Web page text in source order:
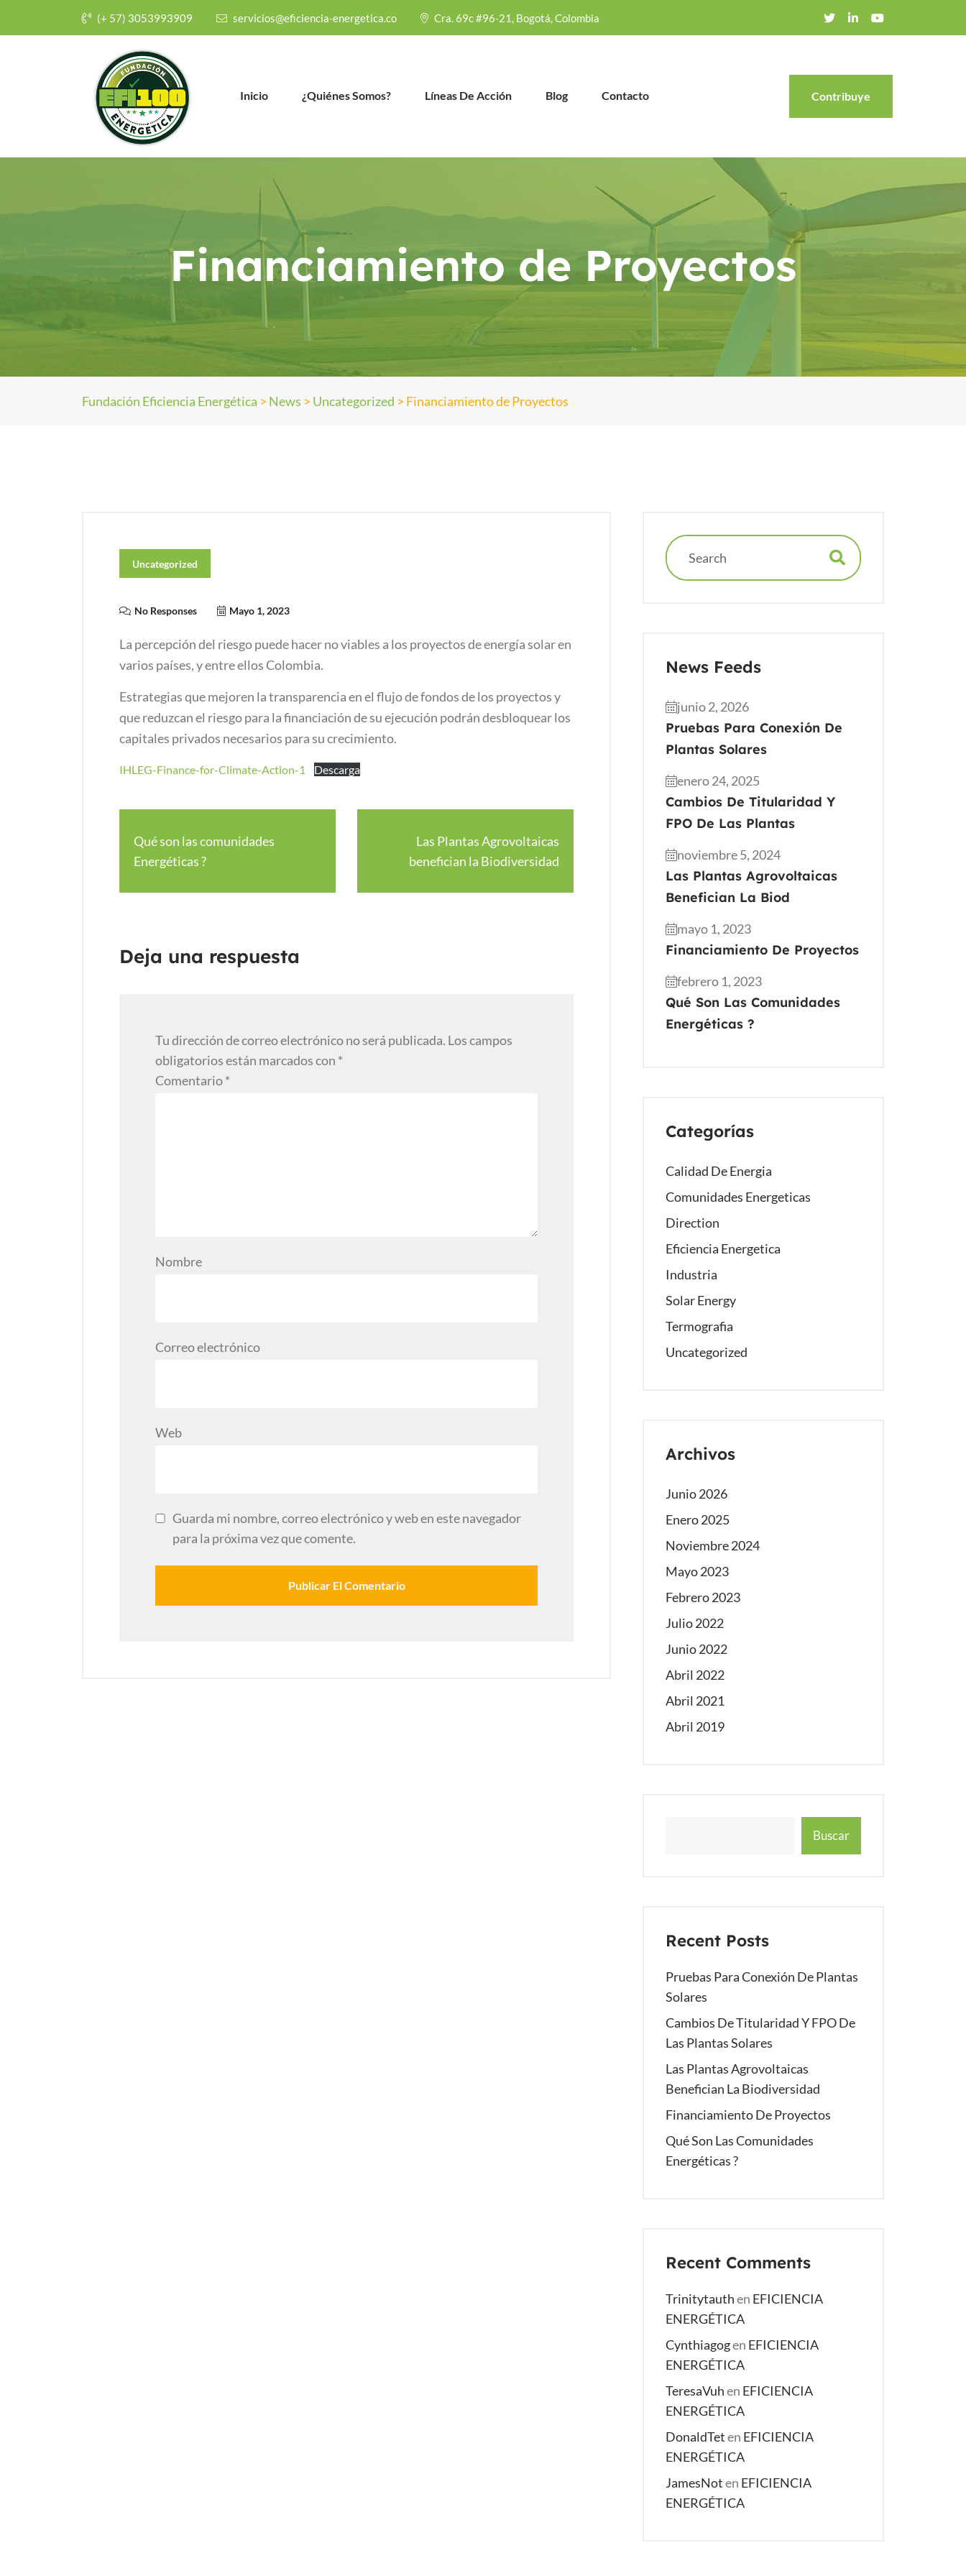
(+ 57) 3053993909 servicios@eficiencia-energetica.co Cra. 69c #96-21, Bogotá, Colombia
Inicio ¿Quiénes Somos? Líneas De Acción Blog Contacto Contribuye
Financiamiento de Proyectos
Fundación Eficiencia Energética > News > Uncategorized > Financiamiento de Proyectos
Uncategorized
No Responses Mayo 1, 2023
La percepción del riesgo puede hacer no viables a los proyectos de energía solar en
varios países, y entre ellos Colombia.
Estrategias que mejoren la transparencia en el flujo de fondos de los proyectos y
que reduzcan el riesgo para la financiación de su ejecución podrán desbloquear los
capitales privados necesarios para su crecimiento.
IHLEG-Finance-for-Climate-Action-1 Descarga
Qué son las comunidades
Energéticas ?
Las Plantas Agrovoltaicas
benefician la Biodiversidad
Deja una respuesta
Tu dirección de correo electrónico no será publicada. Los campos
obligatorios están marcados con *
Comentario*
Nombre
Correo electrónico
Web
Guarda mi nombre, correo electrónico y web en este navegador
para la próxima vez que comente.
News Feeds
junio 2, 2026
Pruebas Para Conexión De
Plantas Solares
enero 24, 2025
Cambios De Titularidad Y
FPO De Las Plantas
noviembre 5, 2024
Las Plantas Agrovoltaicas
Benefician La Biod
mayo 1, 2023
Financiamiento De Proyectos
febrero 1, 2023
Qué Son Las Comunidades
Energéticas ?
Categorías
Calidad De Energia
Comunidades Energeticas
Direction
Eficiencia Energetica
Industria
Solar Energy
Termografia
Uncategorized
Archivos
Junio 2026
Enero 2025
Noviembre 2024
Mayo 2023
Febrero 2023
Julio 2022
Junio 2022
Abril 2022
Abril 2021
Abril 2019
Buscar
Recent Posts
Pruebas Para Conexión De Plantas
Solares
Cambios De Titularidad Y FPO De
Las Plantas Solares
Las Plantas Agrovoltaicas
Benefician La Biodiversidad
Financiamiento De Proyectos
Qué Son Las Comunidades
Energéticas ?
Recent Comments
Trinitytauthen EFICIENCIA
ENERGÉTICA
Cynthiagogen EFICIENCIA
ENERGÉTICA
TeresaVuhen EFICIENCIA
ENERGÉTICA
DonaldTeten EFICIENCIA
ENERGÉTICA
JamesNoten EFICIENCIA
ENERGÉTICA